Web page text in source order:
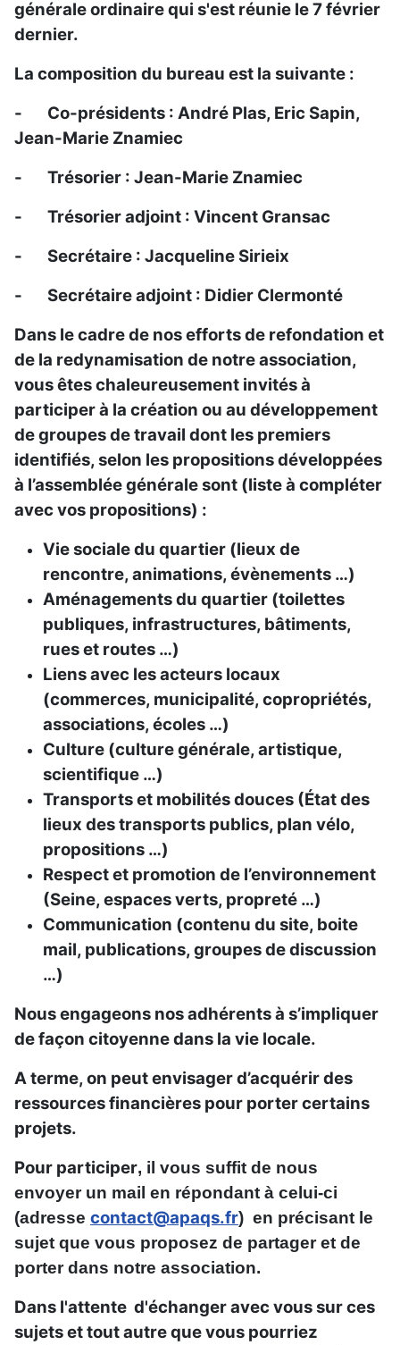
générale ordinaire qui s'est réunie le 7 février
dernier.
La composition du bureau est la suivante :
- Co-présidents : André Plas, Eric Sapin,
Jean-Marie Znamiec
- Trésorier : Jean-Marie Znamiec
- Trésorier adjoint : Vincent Gransac
- Secrétaire : Jacqueline Sirieix
- Secrétaire adjoint : Didier Clermonté
Dans le cadre de nos efforts de refondation et
de la redynamisation de notre association,
vous êtes chaleureusement invités à
participer à la création ou au développement
de groupes de travail dont les premiers
identifiés, selon les propositions développées
à l’assemblée générale sont (liste à compléter
avec vos propositions) :
Vie sociale du quartier (lieux de
rencontre, animations, évènements …)
Aménagements du quartier (toilettes
publiques, infrastructures, bâtiments,
rues et routes …)
Liens avec les acteurs locaux
(commerces, municipalité, copropriétés,
associations, écoles …)
Culture (culture générale, artistique,
scientifique …)
Transports et mobilités douces (État des
lieux des transports publics, plan vélo,
propositions …)
Respect et promotion de l’environnement
(Seine, espaces verts, propreté …)
Communication (contenu du site, boite
mail, publications, groupes de discussion
…)
Nous engageons nos adhérents à s’impliquer
de façon citoyenne dans la vie locale.
A terme, on peut envisager d’acquérir des
ressources financières pour porter certains
projets.
Pour participer, il vous suffit de nous
envoyer un mail en répondant à celui-ci
(adresse contact@apaqs.fr) en précisant le
sujet que vous proposez de partager et de
porter dans notre association.
Dans l'attente d'échanger avec vous sur ces
sujets et tout autre que vous pourriez